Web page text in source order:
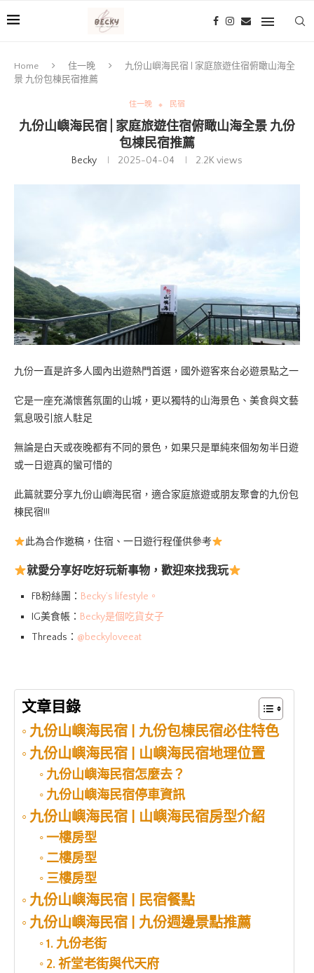
Home 住一晚
九份山嶼海民宿 | 家庭旅遊住宿俯瞰山海全
景 九份包棟民宿推薦
住一晚 民宿
九份山嶼海民宿 | 家庭旅遊住宿俯瞰山海全景 九份
包棟民宿推薦
Becky 2025-04-04 2.2Kviews
九份一直是許多人國內出遊熱門首選，國外遊客來台必遊景點之一
它是一座充滿懷舊氛圍的山城，更以獨特的山海景色、美食與文藝
氣息吸引旅人駐足
無論是白天或夜晚都有不同的景色，如果只是單純來個匆匆半日遊
或一日遊真的蠻可惜的
此篇就要分享九份山嶼海民宿，適合家庭旅遊或朋友聚會的九份包
棟民宿!!!
此為合作邀稿，住宿、一日遊行程僅供參考
就愛分享好吃好玩新事物，歡迎來找我玩
FB粉絲團： Becky’s lifestyle。
IG美食帳： Becky是個吃貨女子
Threads： @beckyloveeat
文章目錄
九份山嶼海民宿 | 九份包棟民宿必住特色
九份山嶼海民宿 | 山嶼海民宿地理位置
九份山嶼海民宿怎麼去？
九份山嶼海民宿停車資訊
九份山嶼海民宿 | 山嶼海民宿房型介紹
一樓房型
二樓房型
三樓房型
九份山嶼海民宿 | 民宿餐點
九份山嶼海民宿 | 九份週邊景點推薦
1. 九份老街
2. 祈堂老街與代天府